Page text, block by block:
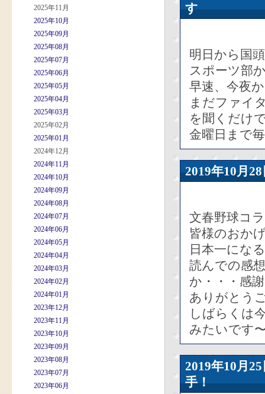
2025年11月
2025年10月
2025年09月
2025年08月
2025年07月
2025年06月
2025年05月
2025年04月
2025年03月
2025年02月
2025年01月
2024年12月
2024年11月
2024年10月
2024年09月
2024年08月
2024年07月
2024年06月
2024年05月
2024年04月
2024年03月
2024年02月
2024年01月
2023年12月
2023年11月
2023年10月
2023年09月
2023年08月
2023年07月
2023年06月
す
明日から国
スポーツ部
早速、今夜
まだファイ
を聞くだけ
金曜日まで
2019年10
文春野球コ
皆様のおか
日本一にな
読んでの感
か・・・感
ありがとう
しばらくは
みたいです
2019年10
手！